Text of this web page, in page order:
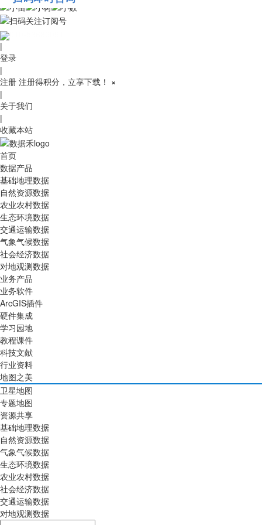
010-53689091
|
登录
|
注册 注册得积分，立享下载！ ×
|
关于我们
|
收藏本站
首页
数据产品
基础地理数据
自然资源数据
农业农村数据
生态环境数据
交通运输数据
气象气候数据
社会经济数据
对地观测数据
业务产品
业务软件
ArcGIS插件
硬件集成
学习园地
教程课件
科技文献
行业资料
地图之美
卫星地图
专题地图
资源共享
基础地理数据
自然资源数据
气象气候数据
生态环境数据
农业农村数据
社会经济数据
交通运输数据
对地观测数据